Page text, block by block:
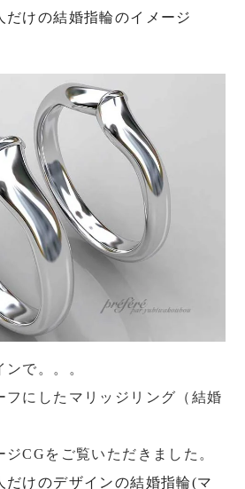
けの結婚指輪のイメージ
で。。。
フにしたマリッジリング（結婚
CGをご覧いただきました。
けのデザインの結婚指輪(マ